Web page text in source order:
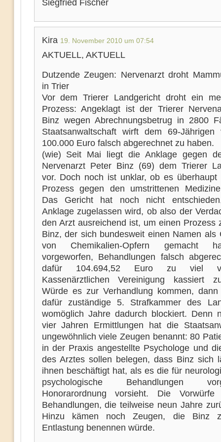
Siegfried Fischer
Kira 19. November 2010 um 07:54
AKTUELL, AKTUELL
Dutzende Zeugen: Nervenarzt droht
in Trier
Vor dem Trierer Landgericht droht ein
Prozess: Angeklagt ist der Trierer
Binz wegen Abrechnungsbetrug in 2800
Staatsanwaltschaft wirft dem 69-Jährigen
100.000 Euro falsch abgerechnet zu haben.
(wie) Seit Mai liegt die Anklage gegen
Nervenarzt Peter Binz (69) dem Trierer
vor. Doch noch ist unklar, ob es überhaupt
Prozess gegen den umstrittenen
Das Gericht hat noch nicht
Anklage zugelassen wird, ob also der
den Arzt ausreichend ist, um einen Prozess
Binz, der sich bundesweit einen Namen als
von Chemikalien-Opfern gemacht
vorgeworfen, Behandlungen falsch
dafür 104.694,52 Euro zu viel
Kassenärztlichen Vereinigung kassiert
Würde es zur Verhandlung kommen,
dafür zuständige 5. Strafkammer des
womöglich Jahre dadurch blockiert. Denn
vier Jahren Ermittlungen hat die
ungewöhnlich viele Zeugen benannt: 80
in der Praxis angestellte Psychologe und
des Arztes sollen belegen, dass Binz sich
ihnen beschäftigt hat, als es die für
psychologische Behandlungen
Honorarordnung vorsieht. Die Vorwürfe
Behandlungen, die teilweise neun Jahre
Hinzu kämen noch Zeugen, die Binz
Entlastung benennen würde.